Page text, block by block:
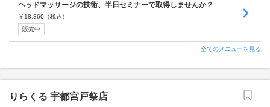
ヘッドマッサージの技術、半日セミナーで取得しませんか？
￥ 18,360 （税込）
販売中
全てのメニューを見る
りらくる 宇都宮戸祭店